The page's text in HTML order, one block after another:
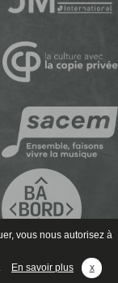
vous nous autorisez à
En savoir plus x